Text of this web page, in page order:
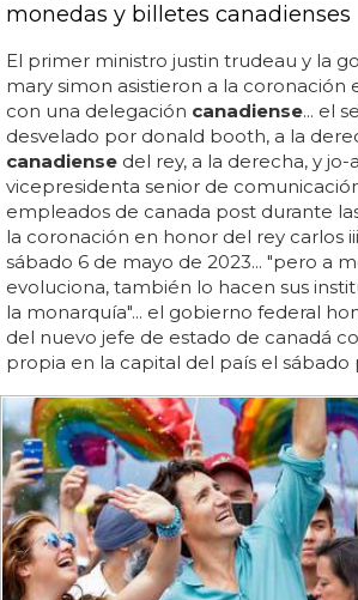
monedas y billetes canadienses
El primer ministro justin trudeau y la
mary simon asistieron a la coronación
con una delegación canadiense... el
desvelado por donald booth, a la
canadiense del rey, a la derecha, y
vicepresidenta senior de
empleados de canada post durante
la coronación en honor del rey carlos
sábado 6 de mayo de 2023... "pero a
evoluciona, también lo hacen sus
la monarquía"... el gobierno federal
del nuevo jefe de estado de canadá
propia en la capital del país el sábado